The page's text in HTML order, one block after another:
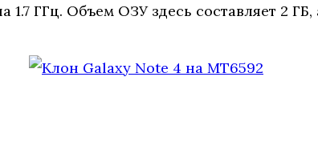
1.7 ГГц. Объем ОЗУ здесь составляет 2